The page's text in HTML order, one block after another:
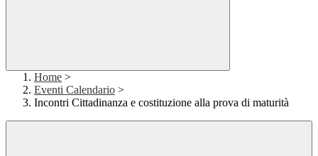
Home >
Eventi Calendario >
Incontri Cittadinanza e costituzione alla prova di maturità